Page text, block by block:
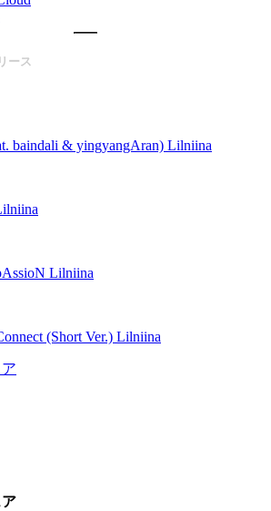
ース
baindali & yingyangAran) Lilniina
Lilniina
(Short Ver.) Lilniina